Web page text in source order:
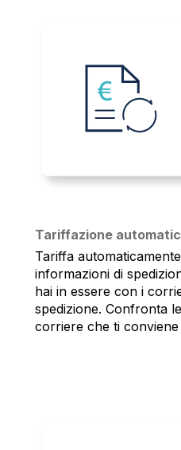
Tariffazione
Tariffa
informazioni di
hai in essere con i
spedizione. Confronta
corriere che ti conviene